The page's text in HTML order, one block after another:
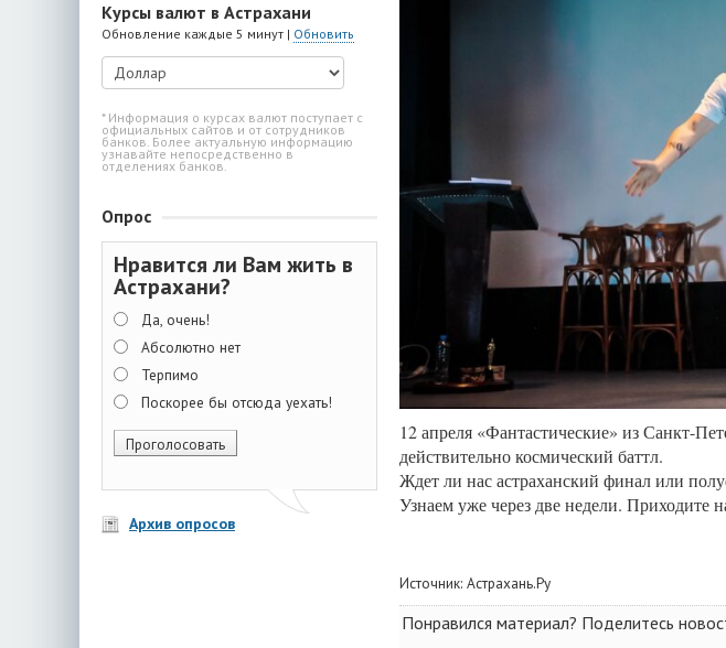
Курсы валют в Астрахани
Обновление каждые 5 минут | Обновить
* Информация о курсах валют поступает с
официальных сайтов и от сотрудников
банков. Более актуальную информацию
узнавайте непосредственно в
отделениях банков.
Опрос
Нравится ли Вам жить в
Астрахани?
Да, очень!
Абсолютно нет
Терпимо
Поскорее бы отсюда уехать!
Архив опросов
12 апреля «Фантастические» из Санкт-
действительно космический баттл.
Ждет ли нас астраханский финал или
Узнаем уже через две недели.
Источник: Астрахань.Ру
Понравился материал? Поделитесь